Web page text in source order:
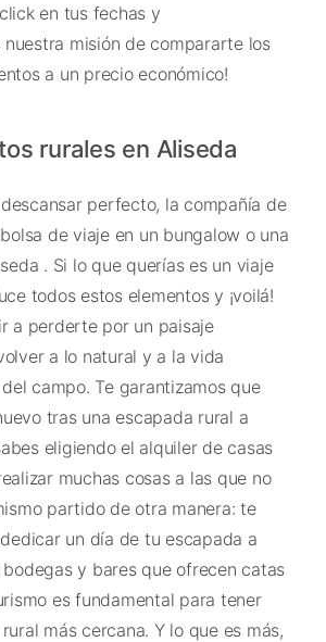
en tus fechas y
nuestra misión de compararte los
a un precio económico!
rurales en Aliseda
perfecto, la compañía de
de viaje en un bungalow o una
. Si lo que querías es un viaje
todos estos elementos y ¡voilá!
a perderte por un paisaje
a lo natural y a la vida
campo. Te garantizamos que
tras una escapada rural a
eligiendo el alquiler de casas
muchas cosas a las que no
partido de otra manera: te
un día de tu escapada a
y bares que ofrecen catas
es fundamental para tener
más cercana. Y lo que es más,